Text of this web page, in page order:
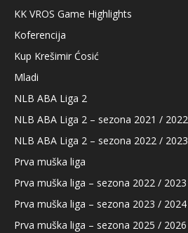
KK VROS Game Highlights
Koferencija
Kup Krešimir Ćosić
Mladi
NLB ABA Liga 2
NLB ABA Liga 2 – sezona 2021 / 2022
NLB ABA Liga 2 – sezona 2022 / 2023
Prva muška liga
Prva muška liga – sezona 2022 / 2023
Prva muška liga – sezona 2023 / 2024
Prva muška liga – sezona 2025 / 2026